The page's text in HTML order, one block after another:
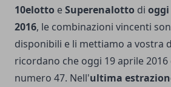
10elotto eSuperenalotto di
2016, le combinazioni vincenti
disponibili e li mettiamo a vostra
ricordano che oggi 19 aprile
numero 47. Nell'ultima